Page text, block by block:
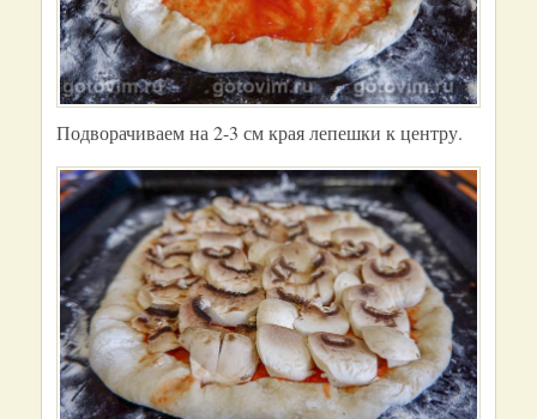
Подворачиваем на 2-3 см края лепешки к центру.